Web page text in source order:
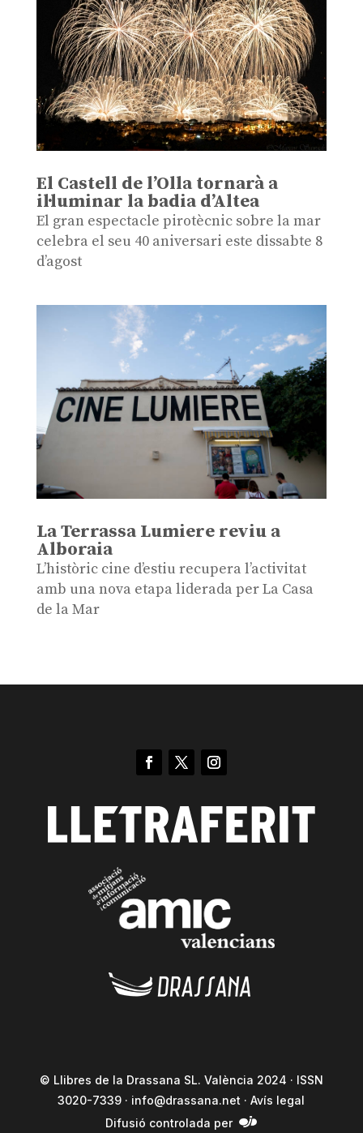
El Castell de l’Olla tornarà a
il·luminar la badia d’Altea
El gran espectacle pirotècnic sobre la mar
celebra el seu 40 aniversari este dissabte 8
d’agost
La Terrassa Lumiere reviu a
Alboraia
L’històric cine d’estiu recupera l’activitat
amb una nova etapa liderada per La Casa
de la Mar
© Llibres de la Drassana SL. València 2024 · ISSN
3020-7339 · info@drassana.net ·Avís legal
Difusió controlada per